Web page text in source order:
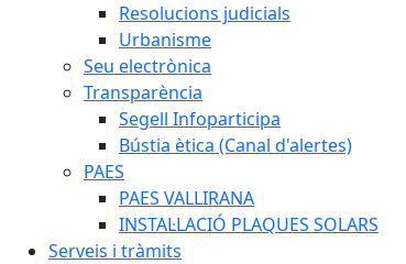
Resolucions judicials
Urbanisme
Seu electrònica
Transparència
Segell Infoparticipa
Bústia ètica (Canal d'alertes)
PAES
PAES VALLIRANA
INSTAL·LACIÓ PLAQUES SOLARS
Serveis i tràmits